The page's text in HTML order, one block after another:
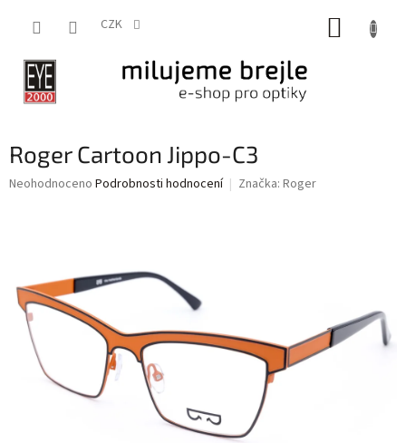
CZK
Roger Cartoon Jippo-C3
Průměrné
hvězdiček.
Neohodnoceno Podrobnosti hodnocení Značka: Roger